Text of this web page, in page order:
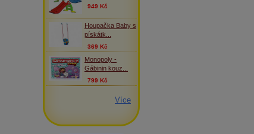
949 Kč
Houpačka Baby s
pískátk...
369 Kč
Monopoly -
Gábinin kouz...
799 Kč
Více